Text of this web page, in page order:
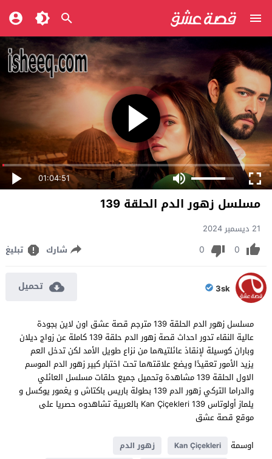
01:04:51
مسلسل زهور الدم الحلقة 139
21 ديسمبر 2024
0
0 شارك تبليغ
3sk تحميل
مسلسل زهور الدم الحلقة 139 مترجم قصة عشق اون لاين بجودة
عالية النقاء تدور احداث قصة زهور الدم حلقة 139 كاملة عن زواج ديلان
وباران كوسيلة لإنقاذ عائلتيهما من نزاع طويل الأمد لكن تدخل العم
يزيد الأمور تعقيدًا ويضع علاقتهما تحت اختبار كبير زهور الدم الموسم
الاول الحلقة 139 مشاهدة وتحميل جميع حلقات مسلسل العائلي
والدراما التركي زهور الدم 139 بطولة باريس باكتاش و يغمور يوكسل و
يلماز أولوتاس Kan Çiçekleri 139 بالعربية تشاهدوه حصريا على
موقع قصة عشق
اوسمة
Kan Çiçekleri
زهور الدم